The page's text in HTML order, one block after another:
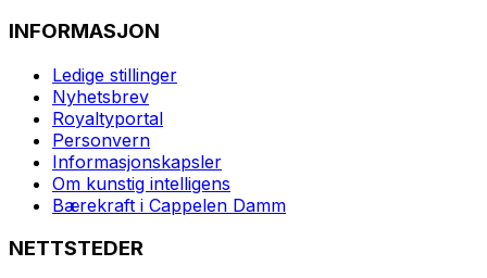
INFORMASJON
Ledige stillinger
Nyhetsbrev
Royaltyportal
Personvern
Informasjonskapsler
Om kunstig intelligens
Bærekraft i Cappelen Damm
NETTSTEDER